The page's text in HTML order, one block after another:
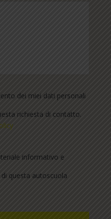
dei miei dati personali
richiesta di contatto.
informativo e
questa autoscuola